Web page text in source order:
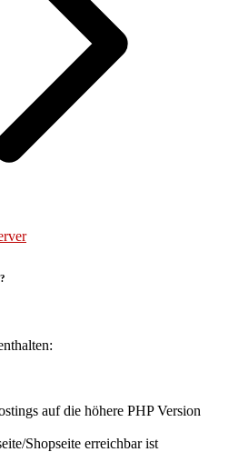
auf die höhere PHP Version
Shopseite erreichbar ist